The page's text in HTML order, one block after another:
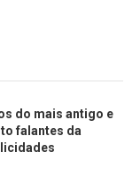
do mais antigo e
falantes da